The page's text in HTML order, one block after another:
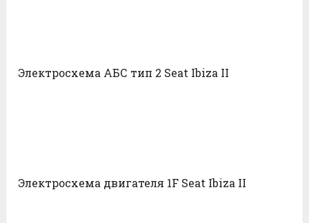
Электросхема АБС тип 2 Seat Ibiza II
Электросхема двигателя 1F Seat Ibiza II